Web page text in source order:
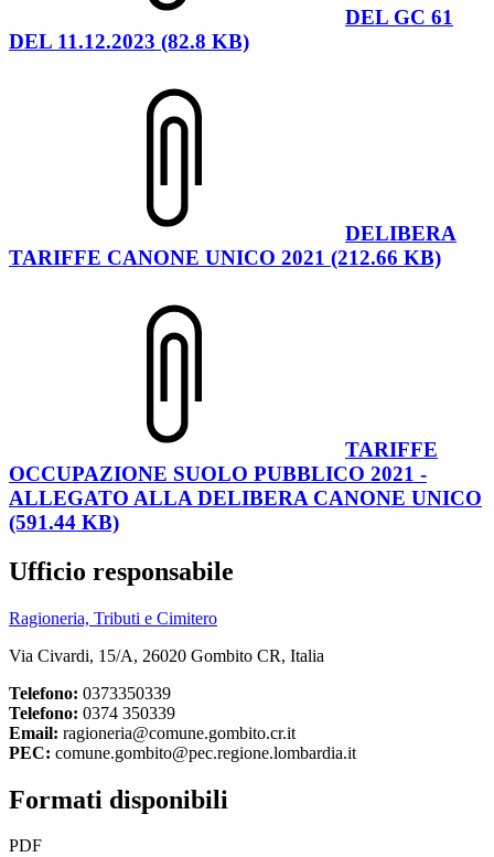
DEL GC 61
DEL 11.12.2023 (82.8 KB)
DELIBERA
TARIFFE CANONE UNICO 2021 (212.66 KB)
TARIFFE
OCCUPAZIONE SUOLO PUBBLICO 2021 -
ALLEGATO ALLA DELIBERA CANONE UNICO
(591.44 KB)
Ufficio responsabile
Ragioneria, Tributi e Cimitero
Via Civardi, 15/A, 26020 Gombito CR, Italia
Telefono: 0373350339
Telefono: 0374 350339
Email: ragioneria@comune.gombito.cr.it
PEC: comune.gombito@pec.regione.lombardia.it
Formati disponibili
PDF